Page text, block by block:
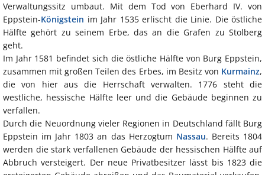
Verwaltungssitz umbaut. Mit dem Tod von Eberhard IV. von
Eppstein-Königstein im Jahr 1535 erlischt die Linie. Die östliche
Hälfte gehört zu seinem Erbe, das an die Grafen zu Stolberg
geht.
Im Jahr 1581 befindet sich die östliche Hälfte von Burg Eppstein,
zusammen mit großen Teilen des Erbes, im Besitz von Kurmainz,
die von hier aus die Herrschaft verwalten. 1776 steht die
westliche, hessische Hälfte leer und die Gebäude beginnen zu
verfallen.
Durch die Neuordnung vieler Regionen in Deutschland fällt Burg
Eppstein im Jahr 1803 an das Herzogtum Nassau. Bereits 1804
werden die stark verfallenen Gebäude der hessischen Hälfte auf
Abbruch versteigert. Der neue Privatbesitzer lässt bis 1823 die